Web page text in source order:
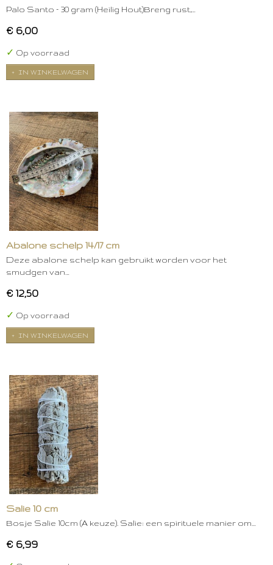
Palo Santo – 30 gram (Heilig Hout)Breng rust,…
€ 6,00
✓ Op voorraad
IN WINKELWAGEN
Abalone schelp 14/17 cm
Deze abalone schelp kan gebruikt worden voor het
smudgen van…
€ 12,50
✓ Op voorraad
IN WINKELWAGEN
Salie 10 cm
Bosje Salie 10cm (A keuze). Salie: een spirituele manier om…
€ 6,99